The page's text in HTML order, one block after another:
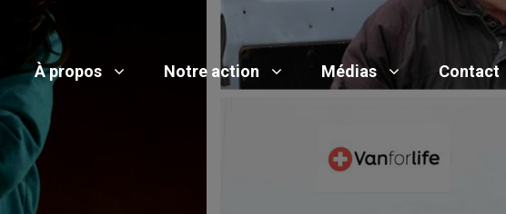
À propos Notre action Médias Contact